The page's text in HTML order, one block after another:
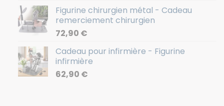
Figurine chirurgien métal - Cadeau
remerciement chirurgien
72,90 €
Cadeau pour infirmière - Figurine
infirmière
62,90 €